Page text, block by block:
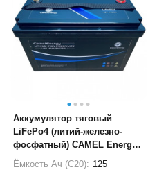
Аккумулятор тяговый
LiFePo4 (литий-железно-
фосфатный) CAMEL Energy
UT-1600A 12В 125Ач
Ёмкость Ач (С20): 125